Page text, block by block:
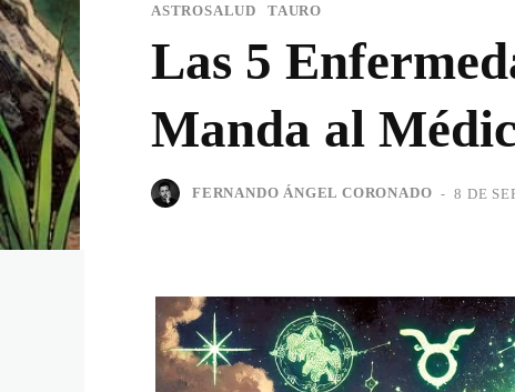
ASTROSALUD TAURO
Las 5
Manda al
FERNANDO ÁNGEL CORONADO - 8 DE